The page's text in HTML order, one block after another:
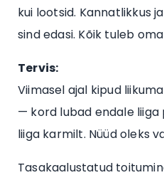
kui lootsid. Kannatlikkus
sind edasi. Kõik tuleb
Tervis:
Viimasel ajal kipud
— kord lubad endale liiga
liiga karmilt. Nüüd oleks
Tasakaalustatud